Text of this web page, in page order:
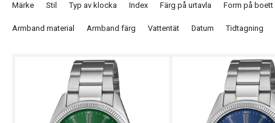
Märke
Stil Typ av klocka Index Färg på urtavla Form på boett
Armband material Armband färg Vattentät Datum Tidtagning